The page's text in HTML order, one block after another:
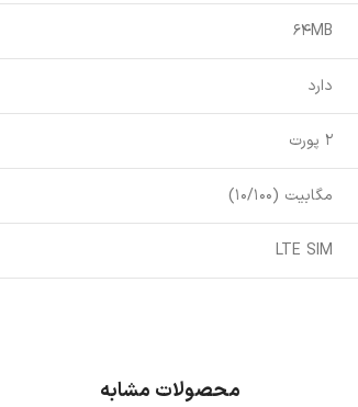
64MB
دارد
2 پورت
مگابیت (10/100)
LTE SIM
محصولات مشابه